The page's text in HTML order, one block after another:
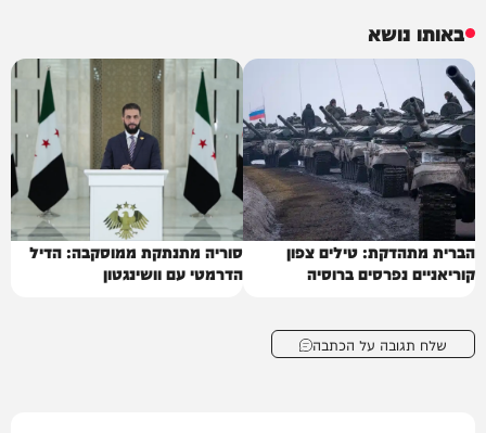
באותו נושא
הברית מתהדקת: טילים צפון
קוריאניים נפרסים ברוסיה
סוריה מתנתקת ממוסקבה: הדיל
הדרמטי עם וושינגטון
שלח תגובה על הכתבה